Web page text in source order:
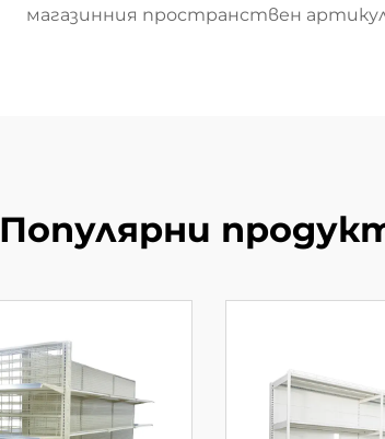
магазинния пространствен
Популярни